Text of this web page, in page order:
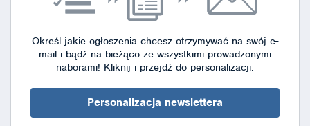
Określ jakie ogłoszenia chcesz otrzymywać na swój e-
mail i bądź na bieżąco ze wszystkimi prowadzonymi
naborami! Kliknij i przejdź do personalizacji.
Personalizacja newslettera